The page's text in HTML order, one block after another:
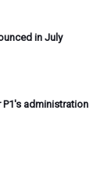
in July
administration